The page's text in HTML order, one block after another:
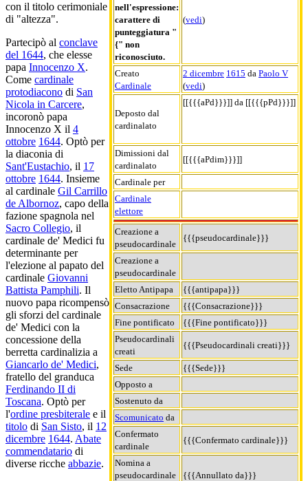
nell'espressione:
carattere di
punteggiatura "
{" non
riconosciuto.
(vedi)
Creato
Cardinale
2 dicembre 1615 da Paolo V
(vedi)
Deposto dal
cardinalato
[[{{{aPd}}}]] da [[{{{pPd}}}]]
Dimissioni dal
cardinalato
[[{{{aPdim}}}]]
Cardinale per
Cardinale
elettore
Creazione a
pseudocardinale
{{{pseudocardinale}}}
Creazione a
pseudocardinale
Eletto Antipapa
{{{antipapa}}}
Consacrazione
{{{Consacrazione}}}
Fine pontificato
{{{Fine pontificato}}}
Pseudocardinali
creati
{{{Pseudocardinali creati}}}
Sede
{{{Sede}}}
Opposto a
Sostenuto da
Scomunicato da
Confermato
cardinale
{{{Confermato cardinale}}}
Nomina a
pseudocardinale
{{{Annullato da}}}
con il titolo cerimoniale
di "altezza".
Partecipò al conclave
del 1644, che elesse
papa Innocenzo X.
Come cardinale
protodiacono di San
Nicola in Carcere,
incoronò papa
Innocenzo X il 4
ottobre 1644. Optò per
la diaconia di
Sant'Eustachio, il 17
ottobre 1644. Insieme
al cardinale Gil Carrillo
de Albornoz, capo della
fazione spagnola nel
Sacro Collegio, il
cardinale de' Medici fu
determinante per
l'elezione al papato del
cardinale Giovanni
Battista Pamphili. Il
nuovo papa ricompensò
gli sforzi del cardinale
de' Medici con la
concessione della
berretta cardinalizia a
Giancarlo de' Medici,
fratello del granduca
Ferdinando II di
Toscana. Optò per
l'ordine presbiterale e il
titolo di San Sisto, il 12
dicembre 1644. Abate
commendatario di
diverse ricche abbazie.